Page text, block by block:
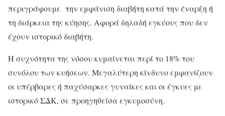
περιγράφουμε την εμφάνιση διαβήτη κατά την έναρξη ή
τη διάρκεια της κύησης. Αφορά δηλαδή εγκύους που δεν
έχουν ιστορικό διαβήτη.
Η συχνότητα της νόσου κυμαίνεται περί το 18% του
συνόλου των κυήσεων. Μεγαλύτερη κίνδυνο εμφανίζουν
οι υπέρβαρες ή παχύσαρκες γυναίκες και οι έγκυες με
ιστορικό ΣΔΚ, σε προηγηθείσα εγκυμοσύνη.